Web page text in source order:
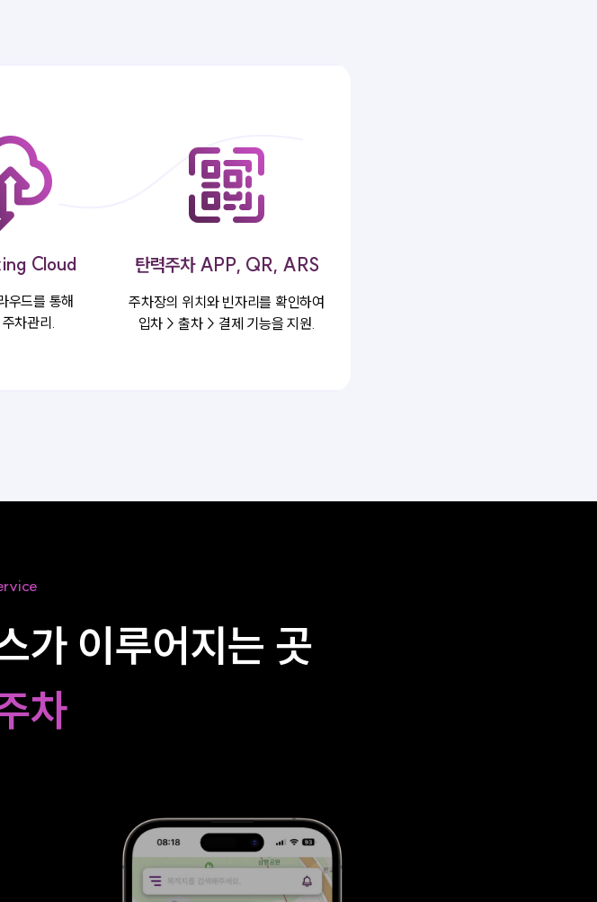
Cloud
우드를 통해
차관리.
탄력주차 APP, QR, ARS
주차장의 위치와 빈자리를 확인하여
입차 > 출차 > 결제 기능을 지원.
가 이루어지는 곳
차